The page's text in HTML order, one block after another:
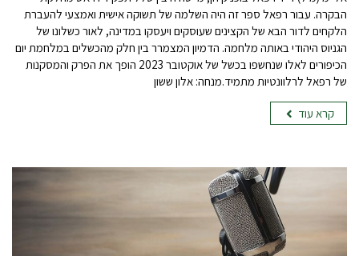
הבקרה. עבור רפאל ספר זה היה השלמה של תשוקה אישית ואמצעי להעברת
הלקחים לדור הבא של הקצינים שעוסקים ויעסקו במדינה, לאור כשלונו של
הגניוס היהודי באותה מלחמה. הדמיון המצמרר בין חלק מהכשלים במלחמת יום
הכיפורים לאלו שנחשפו בכשל של אוקטובר 2023 הופך את הפרק והמסקנות
של רפאל לרלוונטיות מתמיד.מנחה: אלון ששון
קרא עוד